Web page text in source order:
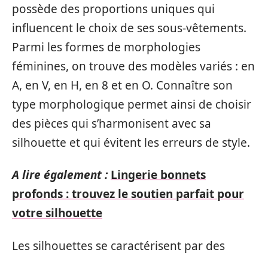
possède des proportions uniques qui
influencent le choix de ses sous-vêtements.
Parmi les formes de morphologies
féminines, on trouve des modèles variés : en
A, en V, en H, en 8 et en O. Connaître son
type morphologique permet ainsi de choisir
des pièces qui s’harmonisent avec sa
silhouette et qui évitent les erreurs de style.
A lire également : Lingerie bonnets
profonds : trouvez le soutien parfait pour
votre silhouette
Les silhouettes se caractérisent par des